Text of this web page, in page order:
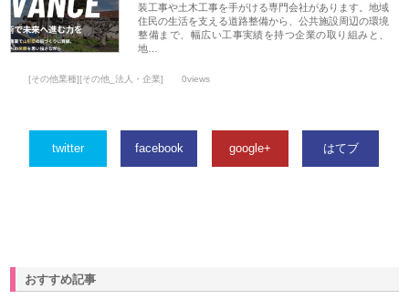
装工事や土木工事を手がける専門会社があります。地域
住民の生活を支える道路整備から、公共施設周辺の環境
整備まで、幅広い工事実績を持つ企業の取り組みと、
地…
[その他業種][その他_法人・企業] 0views
twitter facebook google+ はてブ
おすすめ記事